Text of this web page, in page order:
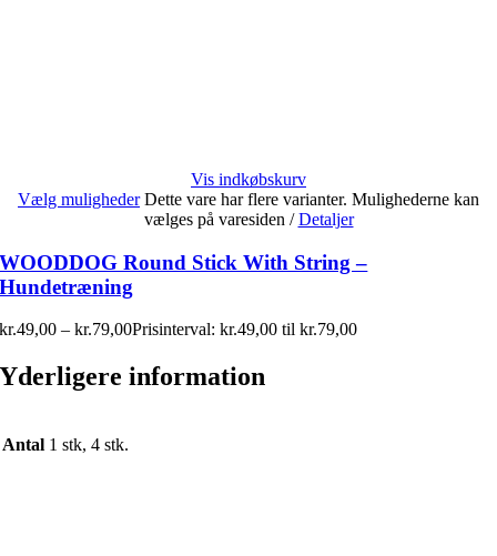
Vis indkøbskurv
Vælg muligheder Dette vare har flere varianter. Mulighederne kan
vælges på varesiden / Detaljer
WOODDOG Round Stick With String –
Hundetræning
kr.49,00 – kr.79,00Prisinterval: kr.49,00 til kr.79,00
Yderligere information
Antal 1 stk, 4 stk.